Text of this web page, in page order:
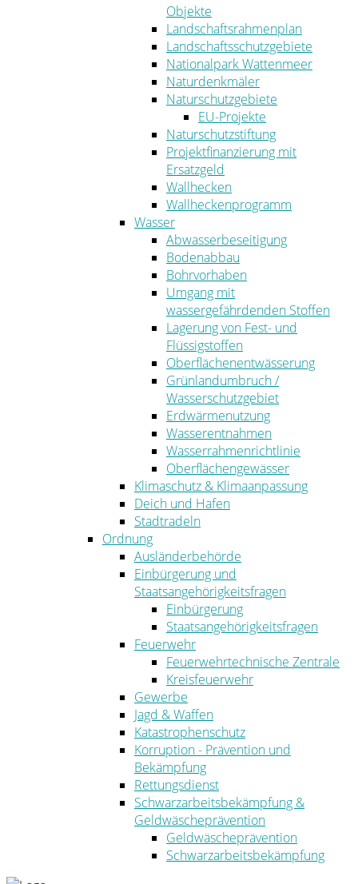
Objekte
Landschaftsrahmenplan
Landschaftsschutzgebiete
Nationalpark Wattenmeer
Naturdenkmäler
Naturschutzgebiete
EU-Projekte
Naturschutzstiftung
Projektfinanzierung mit
Ersatzgeld
Wallhecken
Wallheckenprogramm
Wasser
Abwasserbeseitigung
Bodenabbau
Bohrvorhaben
Umgang mit
wassergefährdenden Stoffen
Lagerung von Fest- und
Flüssigstoffen
Oberflächenentwässerung
Grünlandumbruch /
Wasserschutzgebiet
Erdwärmenutzung
Wasserentnahmen
Wasserrahmenrichtlinie
Oberflächengewässer
Klimaschutz & Klimaanpassung
Deich und Hafen
Stadtradeln
Ordnung
Ausländerbehörde
Einbürgerung und
Staatsangehörigkeitsfragen
Einbürgerung
Staatsangehörigkeitsfragen
Feuerwehr
Feuerwehrtechnische Zentrale
Kreisfeuerwehr
Gewerbe
Jagd & Waffen
Katastrophenschutz
Korruption - Prävention und
Bekämpfung
Rettungsdienst
Schwarzarbeitsbekämpfung &
Geldwäscheprävention
Geldwäscheprävention
Schwarzarbeitsbekämpfung